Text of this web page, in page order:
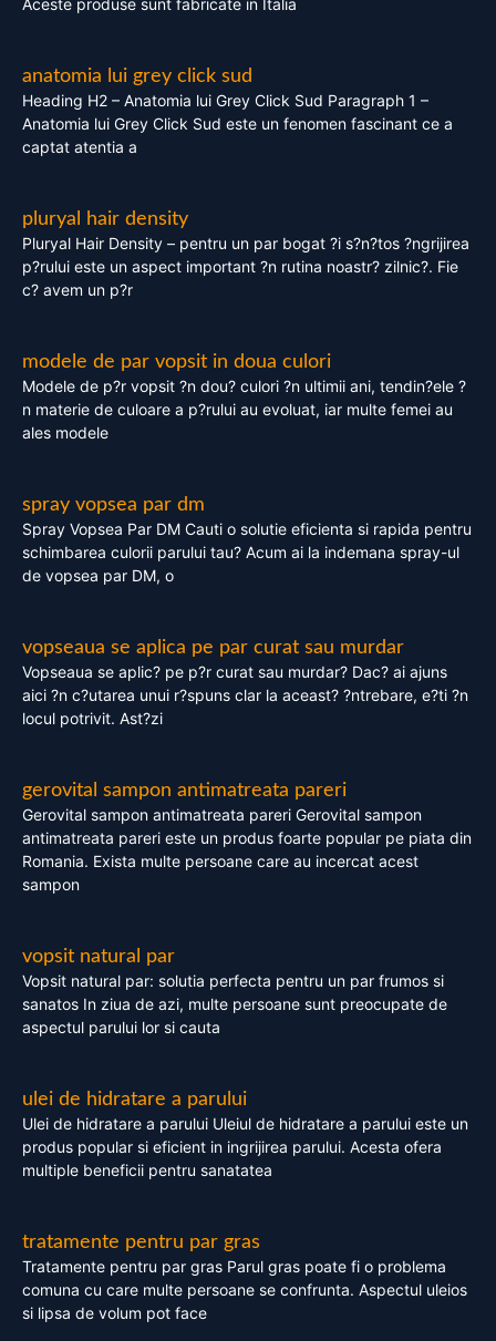
Aceste produse sunt fabricate in Italia
anatomia lui grey click sud
Heading H2 – Anatomia lui Grey Click Sud Paragraph 1 –
Anatomia lui Grey Click Sud este un fenomen fascinant ce a
captat atentia a
pluryal hair density
Pluryal Hair Density – pentru un par bogat ?i s?n?tos ?ngrijirea
p?rului este un aspect important ?n rutina noastr? zilnic?. Fie
c? avem un p?r
modele de par vopsit in doua culori
Modele de p?r vopsit ?n dou? culori ?n ultimii ani, tendin?ele ?
n materie de culoare a p?rului au evoluat, iar multe femei au
ales modele
spray vopsea par dm
Spray Vopsea Par DM Cauti o solutie eficienta si rapida pentru
schimbarea culorii parului tau? Acum ai la indemana spray-ul
de vopsea par DM, o
vopseaua se aplica pe par curat sau murdar
Vopseaua se aplic? pe p?r curat sau murdar? Dac? ai ajuns
aici ?n c?utarea unui r?spuns clar la aceast? ?ntrebare, e?ti ?n
locul potrivit. Ast?zi
gerovital sampon antimatreata pareri
Gerovital sampon antimatreata pareri Gerovital sampon
antimatreata pareri este un produs foarte popular pe piata din
Romania. Exista multe persoane care au incercat acest
sampon
vopsit natural par
Vopsit natural par: solutia perfecta pentru un par frumos si
sanatos In ziua de azi, multe persoane sunt preocupate de
aspectul parului lor si cauta
ulei de hidratare a parului
Ulei de hidratare a parului Uleiul de hidratare a parului este un
produs popular si eficient in ingrijirea parului. Acesta ofera
multiple beneficii pentru sanatatea
tratamente pentru par gras
Tratamente pentru par gras Parul gras poate fi o problema
comuna cu care multe persoane se confrunta. Aspectul uleios
si lipsa de volum pot face